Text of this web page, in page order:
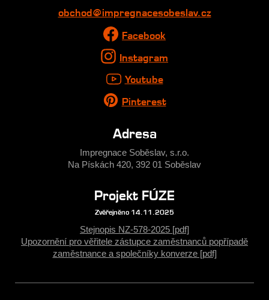
obchod@impregnacesobeslav.cz
Facebook
Instagram
Youtube
Pinterest
Adresa
Impregnace Soběslav, s.r.o.
Na Pískách 420, 392 01 Soběslav
Projekt FÚZE
Zvěřejněno 14.11.2025
Stejnopis NZ-578-2025 [pdf]
Upozornění pro věřitele zástupce zaměstnanců popřípadě
zaměstnance a společníky konverze [pdf]